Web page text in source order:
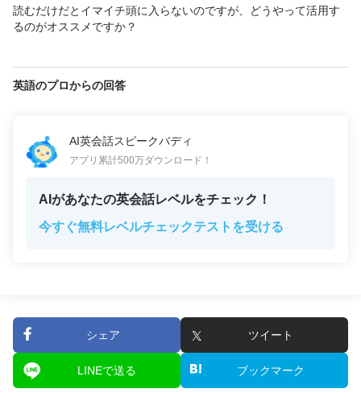
読むだけだとイマイチ頭に入らないのですが、どうやって活用す
るのがオススメですか？
英語のプロからの回答
AI英会話スピークバディ
アプリ累計500万ダウンロード！
AIがあなたの英会話レベルをチェック！
今すぐ無料レベルチェックテストを受ける
シェア ツイート
LINEで送る ブックマーク